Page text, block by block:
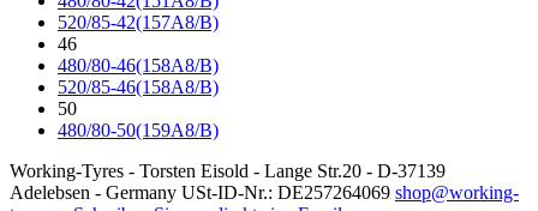
520/85-42(157A8/B)
46
480/80-46(158A8/B)
520/85-46(158A8/B)
50
480/80-50(159A8/B)
Working-Tyres - Torsten Eisold - Lange Str.20 - D-37139
Adelebsen - Germany USt-ID-Nr.: DE257264069 shop@working-